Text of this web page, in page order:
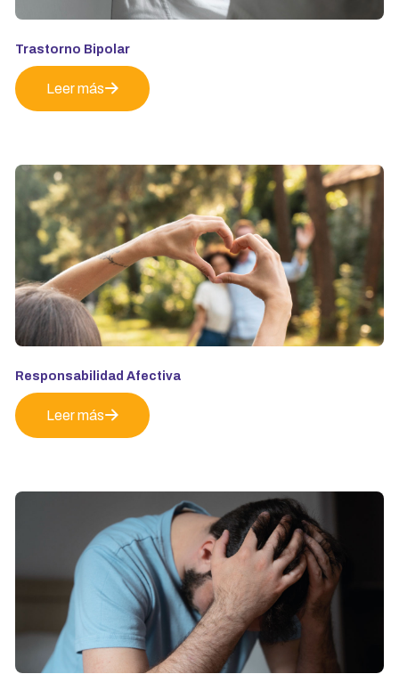
Trastorno Bipolar
Leer más
Responsabilidad Afectiva
Leer más